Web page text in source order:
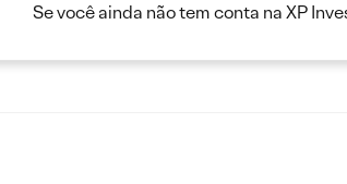
Se você ainda não tem conta na XP